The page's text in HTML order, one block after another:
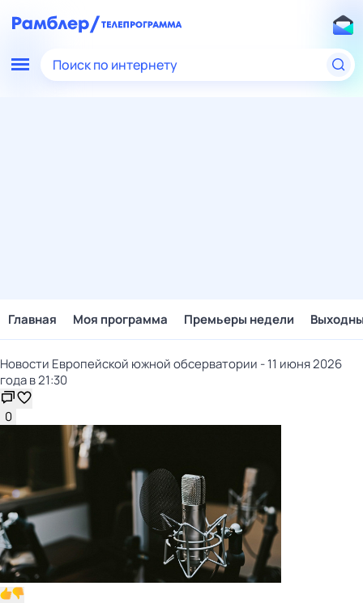
Поиск по интернету
Главная Моя программа Премьеры недели
Новости Европейской южной обсерватории - 11 июня 2026
года в 21:30
0